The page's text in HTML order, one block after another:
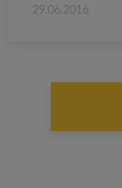
29.06.2016